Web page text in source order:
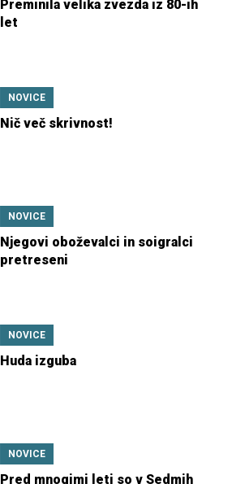
Preminila velika zvezda iz 80-ih
let
NOVICE
Nič več skrivnost!
NOVICE
Njegovi oboževalci in soigralci
pretreseni
NOVICE
Huda izguba
NOVICE
Pred mnogimi leti so v Sedmih